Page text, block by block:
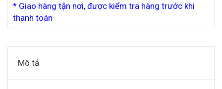
* Giao hàng tận nơi, được kiểm tra hàng trước khi
thanh toán
Mô tả